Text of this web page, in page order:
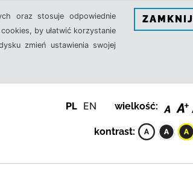
oraz stosuje odpowiednie
by ułatwić korzystanie
zmień ustawienia swojej
ZAMKNIJ
PL EN wielkość:
kontrast: